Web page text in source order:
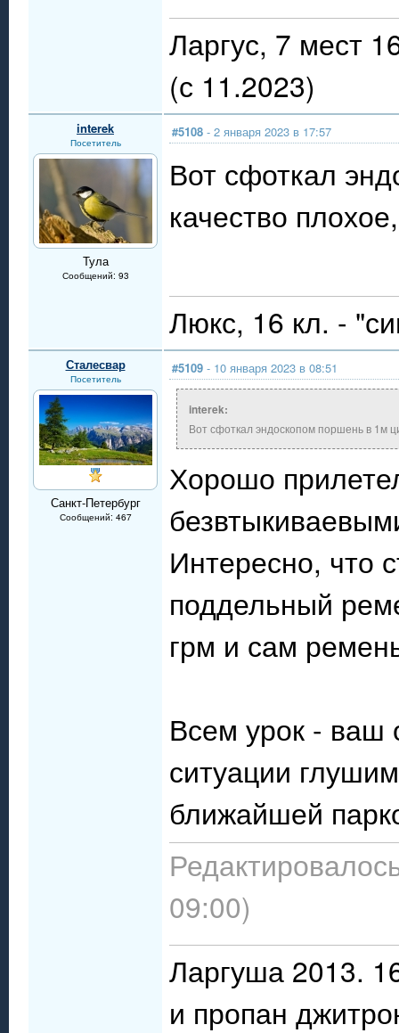
Ларгус, 7 мест
(с 11.2023)
interek
Посетитель
Тула
Сообщений: 93
#5108 - 2 января 2023 в 17:57
Вот сфоткал
качество
Люкс, 16 кл. -
Сталесвар
Посетитель
Санкт-Петербург
Сообщений: 467
#5109 - 10 января 2023 в 08:51
interek:
Вот сфоткал эндоскопом поршень в 1м
Хорошо
Интересно, что
поддельный
грм и сам
Всем урок - ваш
ситуации
ближайшей
09:00)
Ларгуша 2013.
и пропан